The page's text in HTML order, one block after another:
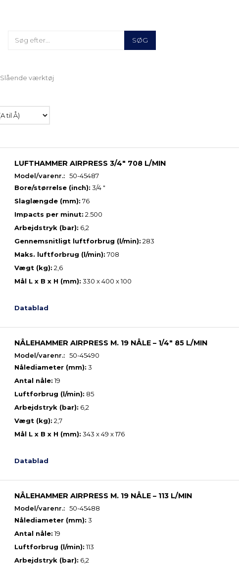
SØG
Slående værktøj
LUFTHAMMER AIRPRESS 3/4" 708 L/MIN
Model/varenr.: 50-45487
Bore/størrelse (inch): 3/4 "
Slaglængde (mm): 76
Impacts per minut: 2.500
Arbejdstryk (bar): 6,2
Gennemsnitligt luftforbrug (l/min): 283
Maks. luftforbrug (l/min): 708
Vægt (kg): 2,6
Mål L x B x H (mm): 330 x 400 x 100
Datablad
NÅLEHAMMER AIRPRESS M. 19 NÅLE – 1/4″ 85 L/MIN
Model/varenr.: 50-45490
Nålediameter (mm): 3
Antal nåle:19
Luftforbrug (l/min): 85
Arbejdstryk (bar): 6,2
Vægt (kg): 2,7
Mål L x B x H (mm): 343 x 49 x 176
Datablad
NÅLEHAMMER AIRPRESS M. 19 NÅLE – 113 L/MIN
Model/varenr.: 50-45488
Nålediameter (mm): 3
Antal nåle:19
Luftforbrug (l/min):113
Arbejdstryk (bar): 6,2